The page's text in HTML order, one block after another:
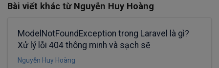
Bài viết khác từ Nguyễn Huy Hoàng
ModelNotFoundException trong Laravel là gì?
Xử lý lỗi 404 thông minh và sạch sẽ
Nguyễn Huy Hoàng